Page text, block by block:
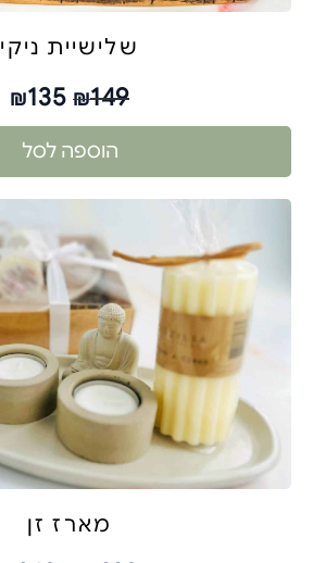
שלישיית ניקי
₪149
₪135
הוספה לסל
מארז זן